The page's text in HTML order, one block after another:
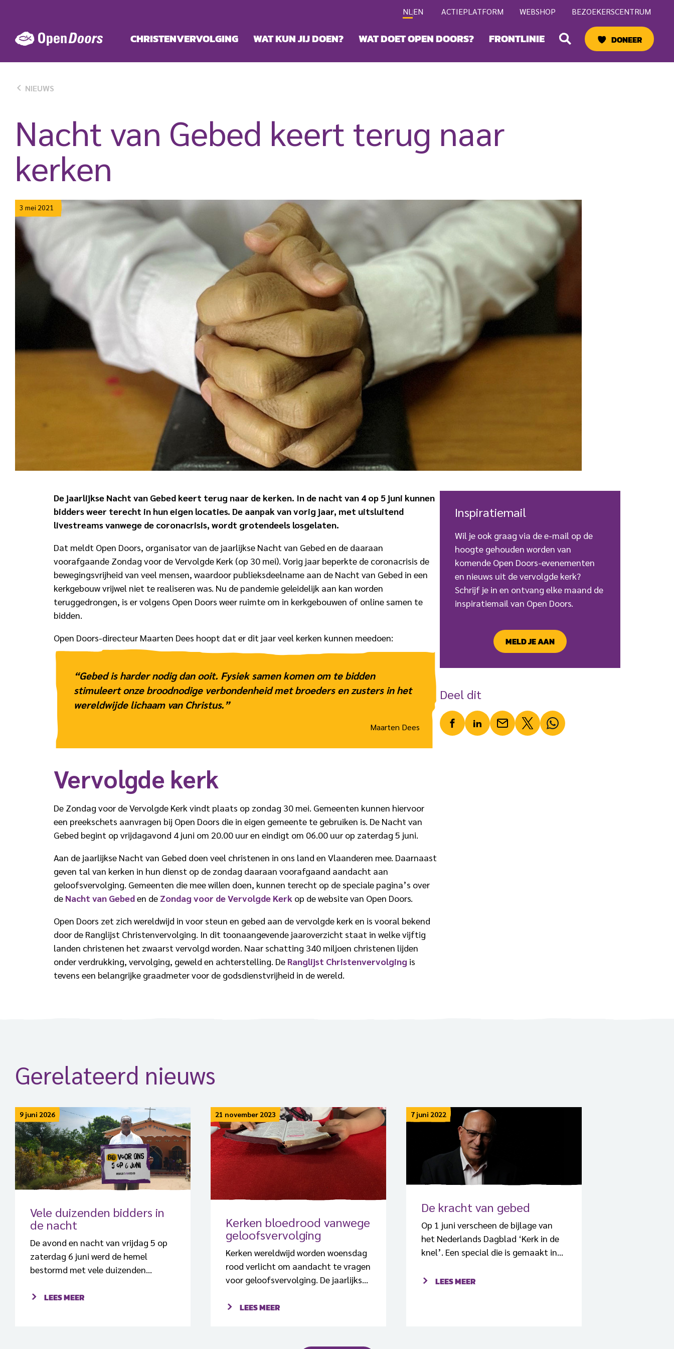
inhoud
NL EN ACTIEPLATFORM WEBSHOP BEZOEKERSCENTRUM
CHRISTENVERVOLGING WAT KUN JIJ DOEN? WAT DOET OPEN DOORS? FRONTLINIE Zoeken DONEER
NIEUWS
Nacht van Gebed keert terug naar
kerken
3 mei 2021
De jaarlijkse Nacht van Gebed keert terug naar de kerken. In de nacht van 4 op 5 juni kunnen
bidders weer terecht in hun eigen locaties. De aanpak van vorig jaar, met uitsluitend
livestreams vanwege de coronacrisis, wordt grotendeels losgelaten.
Dat meldt Open Doors, organisator van de jaarlijkse Nacht van Gebed en de daaraan
voorafgaande Zondag voor de Vervolgde Kerk (op 30 mei). Vorig jaar beperkte de coronacrisis de
bewegingsvrijheid van veel mensen, waardoor publieksdeelname aan de Nacht van Gebed in een
kerkgebouw vrijwel niet te realiseren was. Nu de pandemie geleidelijk aan kan worden
teruggedrongen, is er volgens Open Doors weer ruimte om in kerkgebouwen of online samen te
bidden.
Open Doors-directeur Maarten Dees hoopt dat er dit jaar veel kerken kunnen meedoen:
“Gebed is harder nodig dan ooit. Fysiek samen komen om te bidden
stimuleert onze broodnodige verbondenheid met broeders en zusters in het
wereldwijde lichaam van Christus.”
Maarten Dees
Vervolgde kerk
De Zondag voor de Vervolgde Kerk vindt plaats op zondag 30 mei. Gemeenten kunnen hiervoor
een preekschets aanvragen bij Open Doors die in eigen gemeente te gebruiken is. De Nacht van
Gebed begint op vrijdagavond 4 juni om 20.00 uur en eindigt om 06.00 uur op zaterdag 5 juni.
Aan de jaarlijkse Nacht van Gebed doen veel christenen in ons land en Vlaanderen mee. Daarnaast
geven tal van kerken in hun dienst op de zondag daaraan voorafgaand aandacht aan
geloofsvervolging. Gemeenten die mee willen doen, kunnen terecht op de speciale pagina’s over
de Nacht van Gebeden de Zondag voor de Vervolgde Kerk op de website van Open Doors.
Open Doors zet zich wereldwijd in voor steun en gebed aan de vervolgde kerk en is vooral bekend
door de Ranglijst Christenvervolging. In dit toonaangevende jaaroverzicht staat in welke vijftig
landen christenen het zwaarst vervolgd worden. Naar schatting 340 miljoen christenen lijden
onder verdrukking, vervolging, geweld en achterstelling. De Ranglijst Christenvervolging is
tevens een belangrijke graadmeter voor de godsdienstvrijheid in de wereld.
Inspiratiemail
Wil je ook graag via de e-mail op de
hoogte gehouden worden van
komende Open Doors-evenementen
en nieuws uit de vervolgde kerk?
Schrijf je in en ontvang elke maand de
inspiratiemail van Open Doors.
MELD JE AAN
Deel dit
Gerelateerd nieuws
9 juni 2026
Vele duizenden bidders in
de nacht
De avond en nacht van vrijdag 5 op
zaterdag 6 juni werd de hemel
bestormd met vele duizenden
en broers. Van Appingedam tot
LEES MEER
21 november 2023
Kerken bloedrood vanwege
geloofsvervolging
Kerken wereldwijd worden woensdag
rood verlicht om aandacht te vragen
voor geloofsvervolging. De jaarlijkse
katholieke organisatie Kerk in Nood
LEES MEER
7 juni 2022
De kracht van gebed
Op 1 juni verscheen de bijlage van
het Nederlands Dagblad ‘Kerk in de
knel’. Een special die is gemaakt in
Vervolgde Kerk. Centraal in deze
LEES MEER